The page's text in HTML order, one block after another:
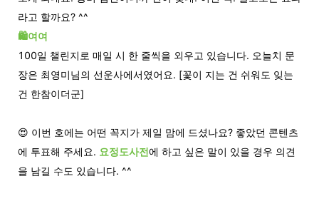
라고 할까요? ^^
🛍️여여
100일 챌린지로 매일 시 한 줄씩을 외우고 있습니다. 오늘치 문
장은 최영미님의 선운사에서였어요. [꽃이 지는 건 쉬워도 잊는
건 한참이더군]
😍 이번 호에는 어떤 꼭지가 제일 맘에 드셨나요? 좋았던 콘텐츠
에 투표해 주세요. 요정도사전에 하고 싶은 말이 있을 경우 의견
을 남길 수도 있습니다. ^^